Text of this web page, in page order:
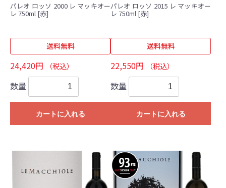
パレオ ロッソ 2000 レ マッキオー
レ 750ml [赤]
送料無料
24,420円 （税込）
数量
カートに入れる
パレオ ロッソ 2015 レ マッキオー
レ 750ml [赤]
送料無料
22,550円 （税込）
数量
カートに入れる